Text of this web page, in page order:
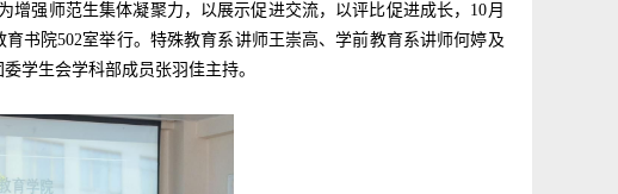
为增强师范生集体凝聚力，以展示促进交流，以评比促进成长，10月
书院502室举行。特殊教育系讲师王崇高、学前教育系讲师何婷及
学生会学科部成员张羽佳主持。